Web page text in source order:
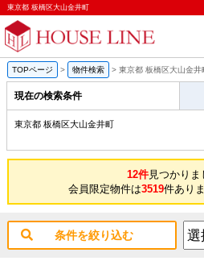
東京都 板橋区大山金井町
TOPページ > 物件検索 > 東京都 板橋区大山金井
現在の検索条件
東京都 板橋区大山金井町
12件見つかりま
会員限定物件は3519件あり
条件を絞り込む